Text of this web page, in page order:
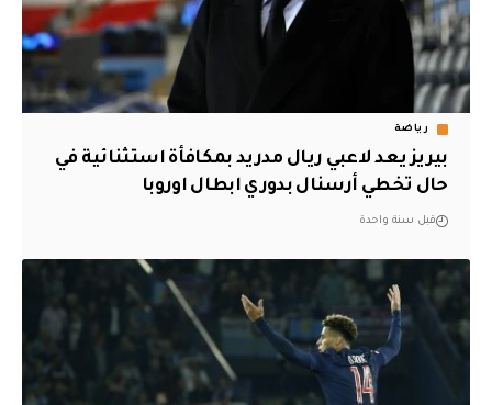
رياضة
بيريز يعد لاعبي ريال مدريد بمكافأة استثنائية في
حال تخطي أرسنال بدوري ابطال اوروبا
قبل سنة واحدة